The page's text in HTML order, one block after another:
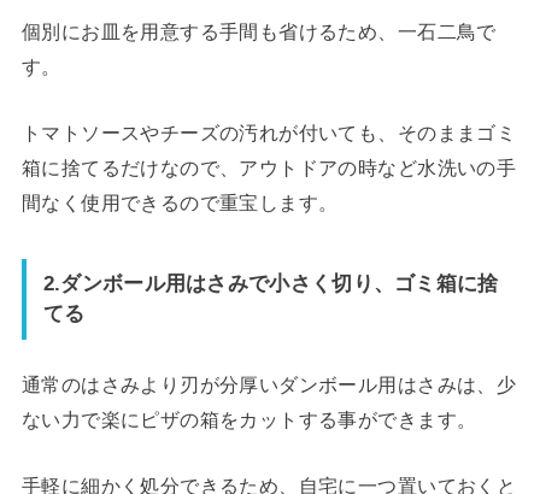
個別にお皿を用意する手間も省けるため、一石二鳥で
す。
トマトソースやチーズの汚れが付いても、そのままゴミ
箱に捨てるだけなので、アウトドアの時など水洗いの手
間なく使用できるので重宝します。
2.ダンボール用はさみで小さく切り、ゴミ箱に捨
てる
通常のはさみより刃が分厚いダンボール用はさみは、少
ない力で楽にピザの箱をカットする事ができます。
手軽に細かく処分できるため、自宅に一つ置いておくと